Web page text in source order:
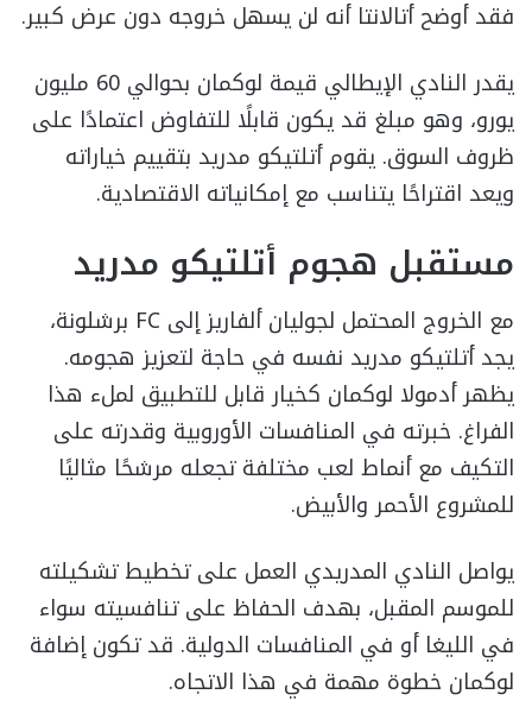
فقد أوضح أتالانتا أنه لن يسهل خروجه دون عرض كبير.
يقدر النادي الإيطالي قيمة لوكمان بحوالي 60 مليون
يورو، وهو مبلغ قد يكون قابلًا للتفاوض اعتمادًا على
ظروف السوق. يقوم أتلتيكو مدريد بتقييم خياراته
ويعد اقتراحًا يتناسب مع إمكانياته الاقتصادية.
مستقبل هجوم أتلتيكو مدريد
مع الخروج المحتمل لجوليان ألفاريز إلى FC برشلونة،
يجد أتلتيكو مدريد نفسه في حاجة لتعزيز هجومه.
يظهر أدمولا لوكمان كخيار قابل للتطبيق لملء هذا
الفراغ. خبرته في المنافسات الأوروبية وقدرته على
التكيف مع أنماط لعب مختلفة تجعله مرشحًا مثاليًا
للمشروع الأحمر والأبيض.
يواصل النادي المدريدي العمل على تخطيط تشكيلته
للموسم المقبل، بهدف الحفاظ على تنافسيته سواء
في الليغا أو في المنافسات الدولية. قد تكون إضافة
لوكمان خطوة مهمة في هذا الاتجاه.